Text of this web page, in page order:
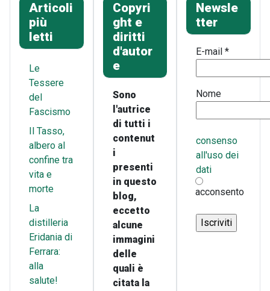
Articoli
più
letti
Le
Tessere
del
Fascismo
Il Tasso,
albero al
confine tra
vita e
morte
La
distilleria
Eridania di
Ferrara:
alla
salute!
Copyri
ght e
diritti
d'autor
e
Sono
l'autrice
di tutti i
contenut
i
presenti
in questo
blog,
eccetto
alcune
immagini
delle
quali è
citata la
Newsle
tter
E-mail*
Nome
consenso
all'uso dei
dati
acconsento